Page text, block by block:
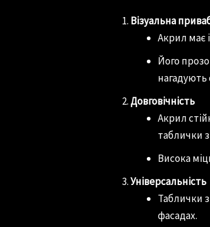
Візуальна
Акрил має
Його
нагадують
Довговічність
Акрил
таблички
Висока
Універсальність
Таблички
фасадах.